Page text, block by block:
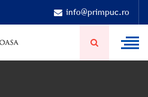
info@primpuc.ro